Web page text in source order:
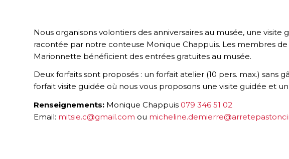
Nous organisons volontiers des anniversaires au musée, une visite
racontée par notre conteuse Monique Chappuis. Les membres de
Marionnette bénéficient des entrées gratuites au musée.
Deux forfaits sont proposés : un forfait atelier (10 pers. max.) sans
forfait visite guidée où nous vous proposons une visite guidée et
Renseignements: Monique Chappuis 079 346 51 02
Email: mitsie.c@gmail.com ou